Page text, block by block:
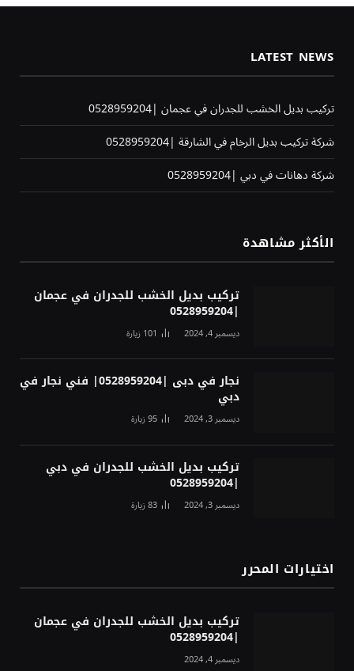
LATEST NEWS
تركيب بديل الخشب للجدران في عجمان |0528959204
شركة تركيب بديل الرخام في الشارقة |0528959204
شركة دهانات في دبي |0528959204
الأكثر مشاهدة
تركيب بديل الخشب للجدران في عجمان
|0528959204
ديسمبر 4, 2024 101زيارة
نجار في دبى |0528959204| فني نجار في
دبي
ديسمبر 3, 2024 95زيارة
تركيب بديل الخشب للجدران في دبي
|0528959204
ديسمبر 3, 2024 83زيارة
اختيارات المحرر
تركيب بديل الخشب للجدران في عجمان
|0528959204
ديسمبر 4, 2024